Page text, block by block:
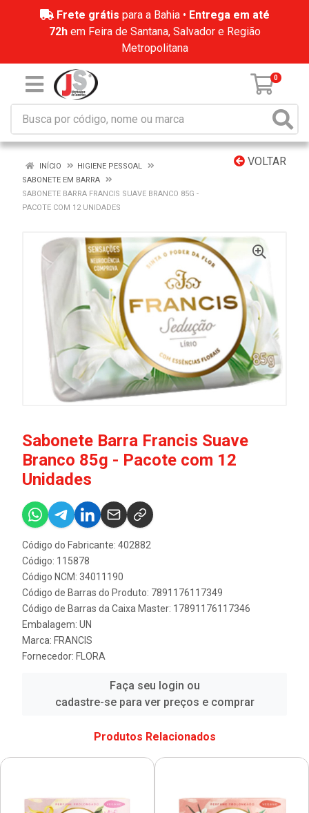
Frete grátis para a Bahia • Entrega em até
72hem Feira de Santana, Salvador e Região
Metropolitana
0
VOLTAR
INÍCIO
HIGIENE PESSOAL
SABONETE EM BARRA
SABONETE BARRA FRANCIS SUAVE BRANCO 85G -
PACOTE COM 12 UNIDADES
Sabonete Barra Francis Suave
Branco 85g - Pacote com 12
Unidades
Código do Fabricante: 402882
Código: 115878
Código NCM: 34011190
Código de Barras do Produto: 7891176117349
Código de Barras da Caixa Master: 17891176117346
Embalagem: UN
Marca: FRANCIS
Fornecedor: FLORA
Faça seu login ou
cadastre-se para ver preços e comprar
Produtos Relacionados